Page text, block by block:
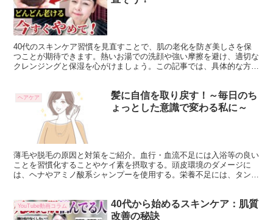
40代のスキンケア習慣を見直すことで、肌の老化を防ぎ美しさを保
つことが期待できます。熱いお湯での洗顔や強い摩擦を避け、適切な
クレンジングと保湿を心がけましょう。この記事では、具体的な方法
ヘアケア
髪に自信を取り戻す！～毎日のち
ょっとした意識で変わる私に～
薄毛や脱毛の原因と対策をご紹介。血行・血流不足には入浴等の良い
ことを習慣化することやケイ素を摂取する。頭皮環境のダメージに
は、ヘナやアミノ酸系シャンプーを使用する。栄養不足には、タンパ
YouTube動画コラム
40代から始めるスキンケア：肌質
改善の秘訣